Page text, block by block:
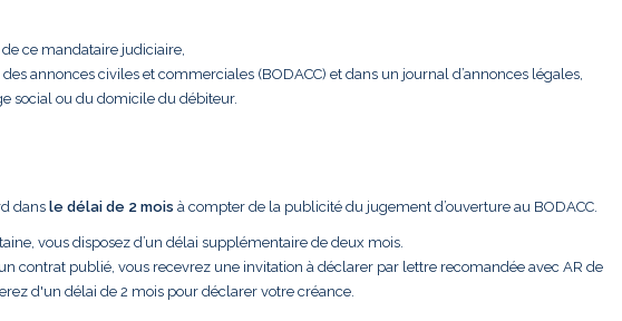
ce mandataire judiciaire,
annonces civiles et commerciales (BODACC) et dans un journal d’annonces légales,
social ou du domicile du débiteur.
dans le délai de 2 mois à compter de la publicité du jugement d’ouverture au BODACC.
vous disposez d’un délai supplémentaire de deux mois.
contrat publié, vous recevrez une invitation à déclarer par lettre recomandée avec AR de
d'un délai de 2 mois pour déclarer votre créance.